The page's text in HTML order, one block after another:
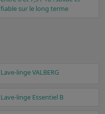
fiable sur le long terme
Lave-linge VALBERG
Lave-linge Essentiel B